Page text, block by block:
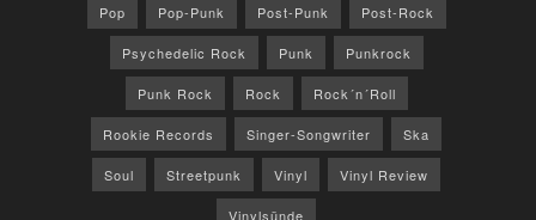
Pop Pop-Punk Post-Punk Post-Rock
Psychedelic Rock Punk Punkrock
Punk Rock Rock Rock´n´Roll
Rookie Records Singer-Songwriter Ska
Soul Streetpunk Vinyl Vinyl Review
Vinylsünde